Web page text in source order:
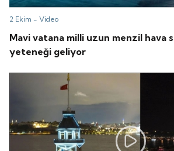
2 Ekim -Video
Mavi vatana milli uzun menzil hava
yeteneği geliyor